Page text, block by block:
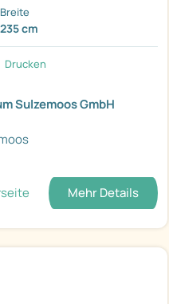
Breite
235 cm
Drucken
Sulzemoos GmbH
Mehr Details